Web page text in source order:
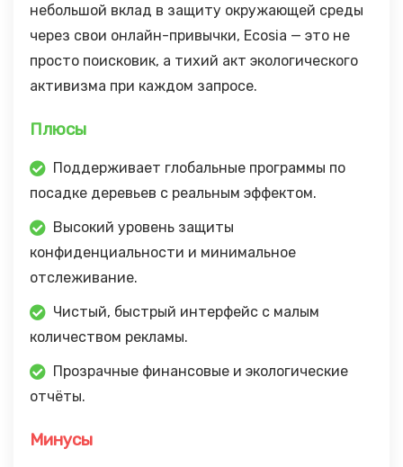
небольшой вклад в защиту окружающей среды
через свои онлайн-привычки, Ecosia — это не
просто поисковик, а тихий акт экологического
активизма при каждом запросе.
Плюсы
Поддерживает глобальные программы по
посадке деревьев с реальным эффектом.
Высокий уровень защиты
конфиденциальности и минимальное
отслеживание.
Чистый, быстрый интерфейс с малым
количеством рекламы.
Прозрачные финансовые и экологические
отчёты.
Минусы